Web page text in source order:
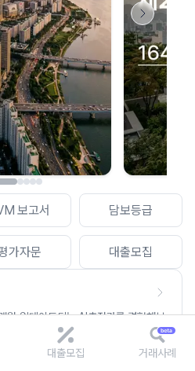
보고서 담보등급
가자문 대출모집
월 업데이트되는 AI추정가를 경험해보
지 않아 지도를 불러올 수 없습니다.
드려 죄송합니다.
다시 시도
대출모집 거래사례